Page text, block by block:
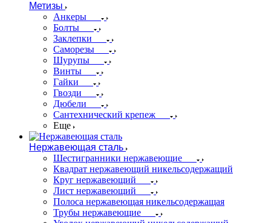
Метизы
Анкеры
Болты
Заклепки
Саморезы
Шурупы
Винты
Гайки
Гвозди
Дюбели
Сантехнический крепеж
Еще
Нержавеющая сталь
Шестигранники нержавеющие
Квадрат нержавеющий никельсодержащий
Круг нержавеющий
Лист нержавеющий
Полоса нержавеющая никельсодержащая
Трубы нержавеющие